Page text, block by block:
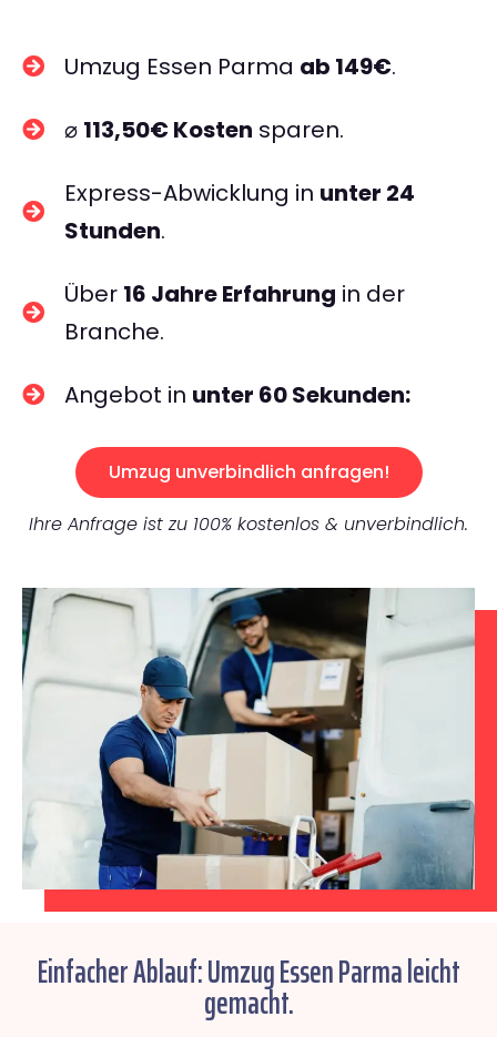
Umzug Essen Parma ab 149€.
⌀ 113,50€ Kosten sparen.
Express-Abwicklung in unter 24
Stunden.
Über 16 Jahre Erfahrung in der
Branche.
Angebot in unter 60 Sekunden:
Umzug unverbindlich anfragen!
Ihre Anfrage ist zu 100% kostenlos & unverbindlich.
Einfacher Ablauf: Umzug Essen Parma leicht
gemacht.